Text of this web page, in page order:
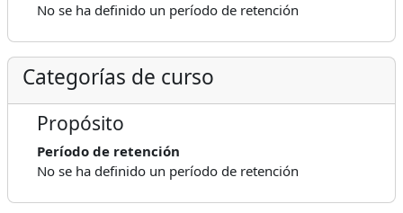
No se ha definido un período de retención
Categorías de curso
Propósito
Período de retención
No se ha definido un período de retención